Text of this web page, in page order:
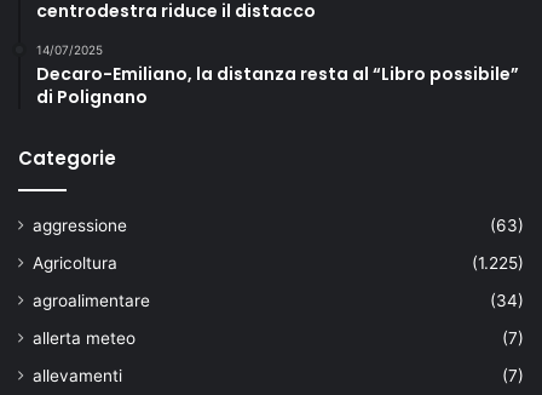
centrodestra riduce il distacco
14/07/2025
Decaro-Emiliano, la distanza resta al “Libro possibile”
di Polignano
Categorie
aggressione
(63)
Agricoltura
(1.225)
agroalimentare
(34)
allerta meteo
(7)
allevamenti
(7)